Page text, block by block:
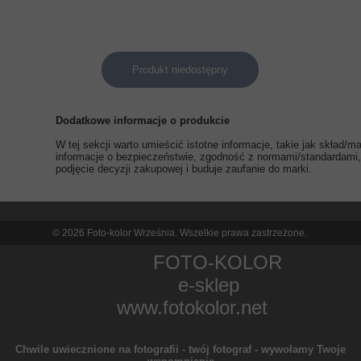
Produkt niedostępny
Dodatkowe informacje o produkcie
W tej sekcji warto umieścić istotne informacje, takie jak skład/
informacje o bezpieczeństwie, zgodność z normami/
podjęcie decyzji zakupowej i buduje zaufanie do marki.
FOTO-KOLOR
e-sklep
www.fotokolor.net
Chwile uwiecznione na fotografii - twój fotograf - wywołamy Twoje
© 2026 Foto-kolor Września. Wszelkie prawa zastrzeżone.